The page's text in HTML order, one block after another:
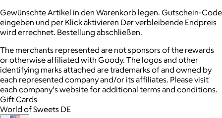
Gewünschte Artikel in den Warenkorb legen. Gutschein-Code
eingeben und per Klick aktivieren Der verbleibende Endpreis
wird errechnet. Bestellung abschließen.
The merchants represented are not sponsors of the rewards
or otherwise affiliated with Goody. The logos and other
identifying marks attached are trademarks of and owned by
each represented company and/or its affiliates. Please visit
each company's website for additional terms and conditions.
Gift Cards
World of Sweets DE